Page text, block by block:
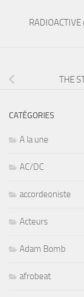
THE
CATÉGORIES
A la une
AC/DC
accordeoniste
Acteurs
Adam Bomb
afrobeat